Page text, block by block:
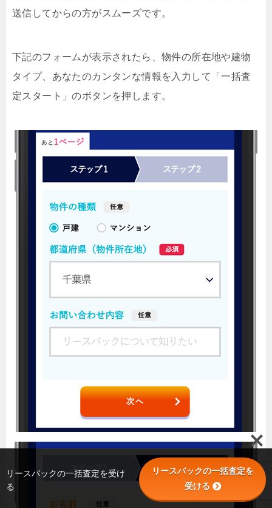
送信してからの方がスムーズです。
下記のフォームが表示されたら、物件の所在地や建物
タイプ、あなたのカンタンな情報を入力して「一括査
定スタート」のボタンを押します。
リースバックの一括査定を受け
る
リースバックの一括査定を
受ける